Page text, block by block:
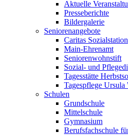
Aktuelle
Presseberichte
Bildergalerie
Seniorenangebote
Caritas Sozialstation
Main-Ehrenamt
Seniorenwohnstift
Sozial- und
Tagesstätte
Tagespflege Ursula
Schulen
Grundschule
Mittelschule
Gymnasium
Berufsfachschule